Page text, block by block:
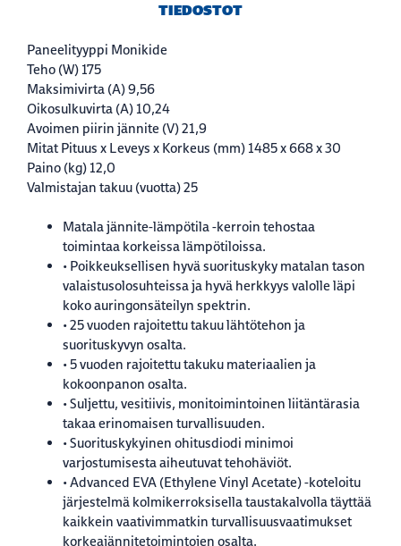
TIEDOSTOT
Paneelityyppi Monikide
Teho (W) 175
Maksimivirta (A)9,56
Oikosulkuvirta (A) 10,24
Avoimen piirin jännite (V)21,9
Mitat Pituus x Leveys x Korkeus (mm) 1485 x 668 x 30
Paino (kg) 12,0
Valmistajan takuu (vuotta)25
Matala jännite-lämpötila -kerroin tehostaa
toimintaa korkeissa lämpötiloissa.
• Poikkeuksellisen hyvä suorituskyky matalan tason
valaistusolosuhteissa ja hyvä herkkyys valolle läpi
koko auringonsäteilyn spektrin.
• 25 vuoden rajoitettu takuu lähtötehon ja
suorituskyvyn osalta.
• 5 vuoden rajoitettu takuku materiaalien ja
kokoonpanon osalta.
• Suljettu, vesitiivis, monitoimintoinen liitäntärasia
takaa erinomaisen turvallisuuden.
• Suorituskykyinen ohitusdiodi minimoi
varjostumisesta aiheutuvat tehohäviöt.
• Advanced EVA (Ethylene Vinyl Acetate) -koteloitu
järjestelmä kolmikerroksisella taustakalvolla täyttää
kaikkein vaativimmatkin turvallisuusvaatimukset
korkeajännitetoimintojen osalta.